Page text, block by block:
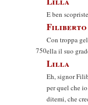
E ben
Filiberto
Con troppa
750ella il suo
Lilla
Eh, signor
per quel che
ditemi, che